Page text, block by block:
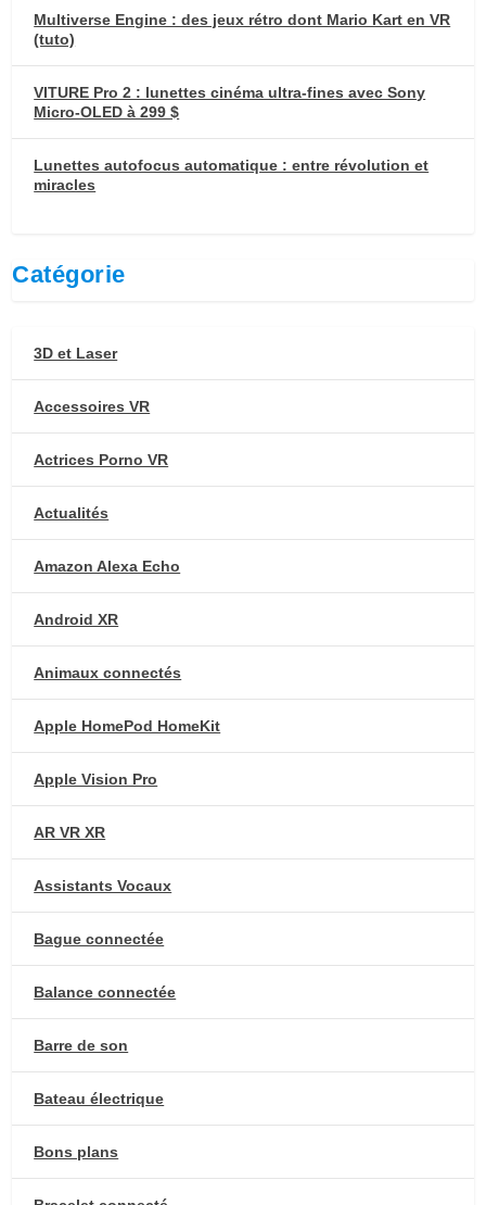
Multiverse Engine : des jeux rétro dont Mario Kart en VR
(tuto)
VITURE Pro 2 : lunettes cinéma ultra-fines avec Sony
Micro-OLED à 299 $
Lunettes autofocus automatique : entre révolution et
miracles
Catégorie
3D et Laser
Accessoires VR
Actrices Porno VR
Actualités
Amazon Alexa Echo
Android XR
Animaux connectés
Apple HomePod HomeKit
Apple Vision Pro
AR VR XR
Assistants Vocaux
Bague connectée
Balance connectée
Barre de son
Bateau électrique
Bons plans